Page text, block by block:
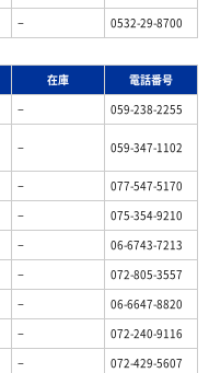
− 0532-29-8700
在庫
電話番号
− 059-238-2255
− 059-347-1102
−
077-547-5170
−
075-354-9210
−
06-6743-7213
−
072-805-3557
−
06-6647-8820
−
072-240-9116
−
072-429-5607